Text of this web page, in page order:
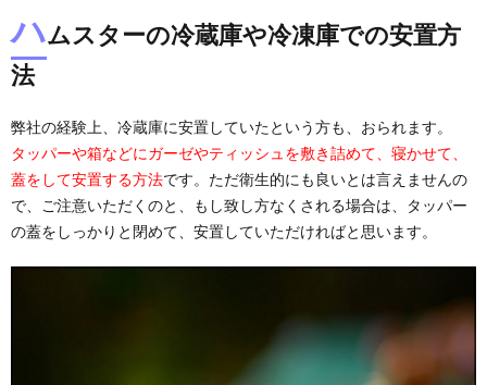
ハムスターの冷蔵庫や冷凍庫での安置方
法
弊社の経験上、冷蔵庫に安置していたという方も、おられます。
タッパーや箱などにガーゼやティッシュを敷き詰めて、寝かせて、
蓋をして安置する方法です。ただ衛生的にも良いとは言えませんの
で、ご注意いただくのと、もし致し方なくされる場合は、タッパー
の蓋をしっかりと閉めて、安置していただければと思います。